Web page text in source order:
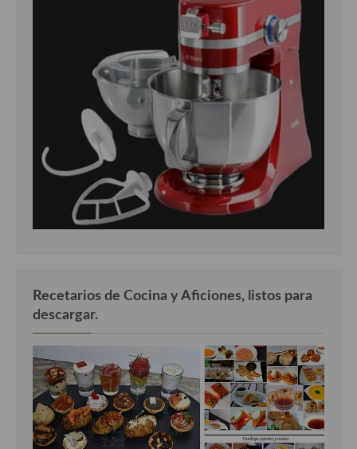
Recetarios de Cocina y Aficiones, listos para
descargar.